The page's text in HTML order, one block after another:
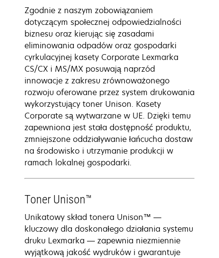
Zgodnie z naszym zobowiązaniem
dotyczącym społecznej odpowiedzialności
biznesu oraz kierując się zasadami
eliminowania odpadów oraz gospodarki
cyrkulacyjnej kasety Corporate Lexmarka
CS/CX i MS/MX posuwają naprzód
innowacje z zakresu zrównoważonego
rozwoju oferowane przez system drukowania
wykorzystujący toner Unison. Kasety
Corporate są wytwarzane w UE. Dzięki temu
zapewniona jest stała dostępność produktu,
zmniejszone oddziaływanie łańcucha dostaw
na środowisko i utrzymanie produkcji w
ramach lokalnej gospodarki.
Toner Unison™
Unikatowy skład tonera Unison™ —
kluczowy dla doskonałego działania systemu
druku Lexmarka — zapewnia niezmiennie
wyjątkową jakość wydruków i gwarantuje